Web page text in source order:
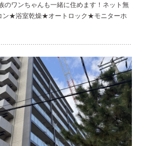
のワンちゃんも一緒に住めます！ネット無
★浴室乾燥★オートロック★モニターホ